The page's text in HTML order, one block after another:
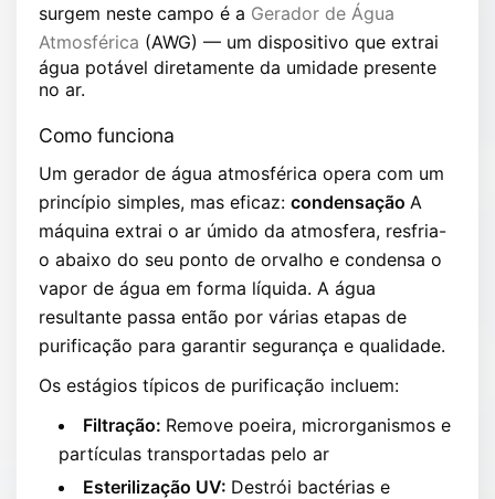
surgem neste campo é a Gerador de Água
Atmosférica (AWG) — um dispositivo que extrai
água potável diretamente da umidade presente
no ar.
Como funciona
Um gerador de água atmosférica opera com um
princípio simples, mas eficaz: condensação A
máquina extrai o ar úmido da atmosfera, resfria-
o abaixo do seu ponto de orvalho e condensa o
vapor de água em forma líquida. A água
resultante passa então por várias etapas de
purificação para garantir segurança e qualidade.
Os estágios típicos de purificação incluem:
Filtração: Remove poeira, microrganismos e
partículas transportadas pelo ar
Esterilização UV: Destrói bactérias e